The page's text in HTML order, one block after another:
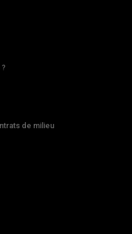
de milieu